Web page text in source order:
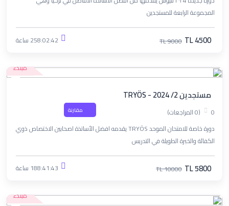
المجموعة الرابعة للمستجدين
TL 4500
TL 9000 258:02:42 ساعة
مبتدء
مستجدين 2/ TRYÖS - 2024
0 (0 المراجعات) مقارنة
دورة خاصة للامتحان الموحد TRYÖS يقدمه افضل الأساتذة اصحابين الاختصاص ذوي
الكفائة والخبرة الطويلة في التدريس
TL 5800
TL 10000 188:41:43 ساعة
مبتدء